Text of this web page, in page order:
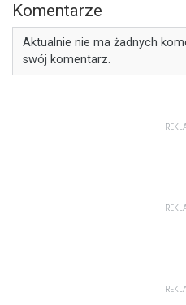
Komentarze
Aktualnie nie ma żadnych
swój komentarz.